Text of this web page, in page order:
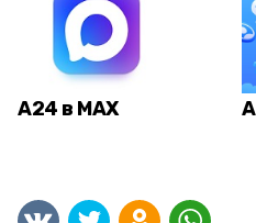
А24 в MAX